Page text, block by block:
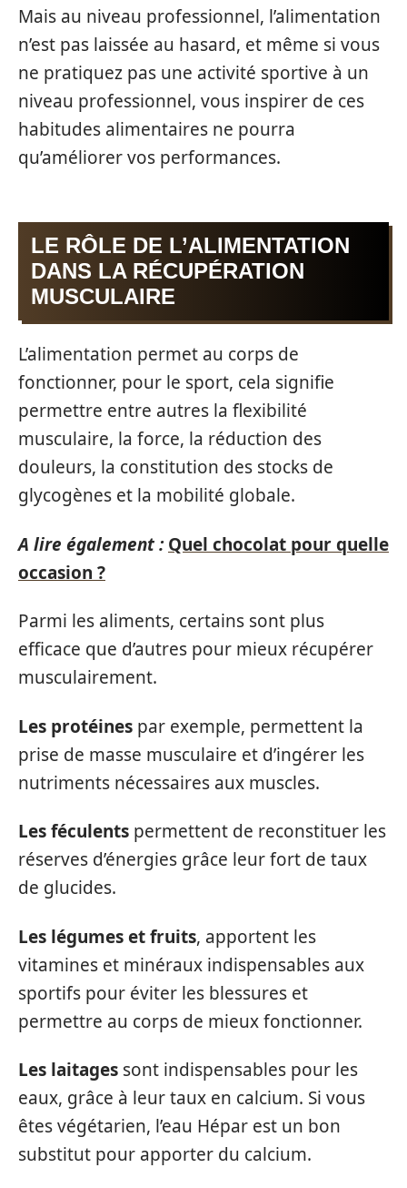
Mais au niveau professionnel, l’alimentation
n’est pas laissée au hasard, et même si vous
ne pratiquez pas une activité sportive à un
niveau professionnel, vous inspirer de ces
habitudes alimentaires ne pourra
qu’améliorer vos performances.
LE RÔLE DE L’ALIMENTATION
DANS LA RÉCUPÉRATION
MUSCULAIRE
L’alimentation permet au corps de
fonctionner, pour le sport, cela signifie
permettre entre autres la flexibilité
musculaire, la force, la réduction des
douleurs, la constitution des stocks de
glycogènes et la mobilité globale.
A lire également : Quel chocolat pour quelle
occasion ?
Parmi les aliments, certains sont plus
efficace que d’autres pour mieux récupérer
musculairement.
Les protéines par exemple, permettent la
prise de masse musculaire et d’ingérer les
nutriments nécessaires aux muscles.
Les féculents permettent de reconstituer les
réserves d’énergies grâce leur fort de taux
de glucides.
Les légumes et fruits, apportent les
vitamines et minéraux indispensables aux
sportifs pour éviter les blessures et
permettre au corps de mieux fonctionner.
Les laitages sont indispensables pour les
eaux, grâce à leur taux en calcium. Si vous
êtes végétarien, l’eau Hépar est un bon
substitut pour apporter du calcium.